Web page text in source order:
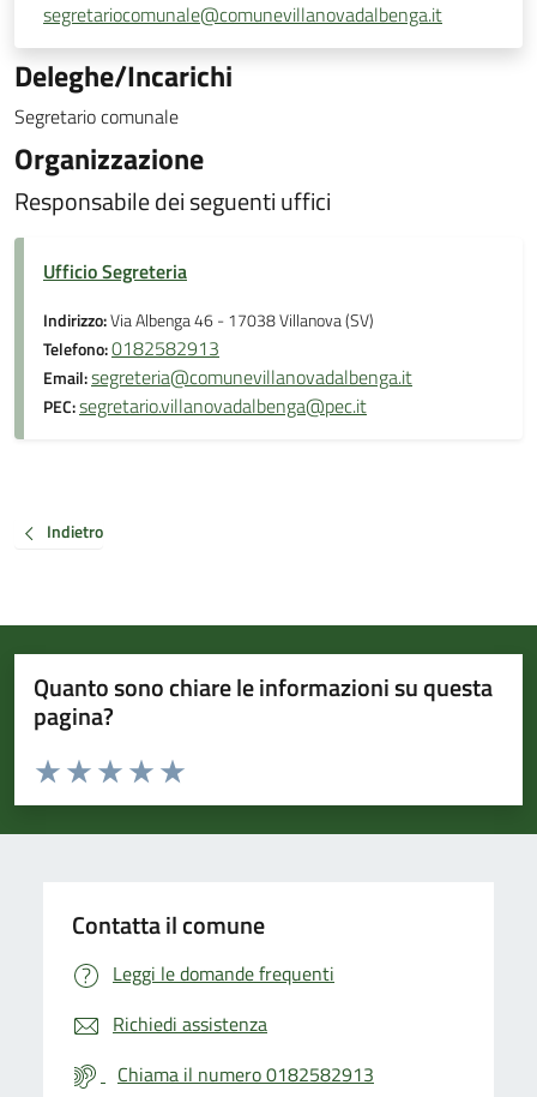
segretariocomunale@comunevillanovadalbenga.it
Deleghe/Incarichi
Segretario comunale
Organizzazione
Responsabile dei seguenti uffici
Ufficio Segreteria
Indirizzo:Via Albenga 46 - 17038 Villanova (SV)
Telefono:0182582913
Email:segreteria@comunevillanovadalbenga.it
PEC:segretario.villanovadalbenga@pec.it
Indietro
Quanto sono chiare le informazioni su questa
pagina?
Valuta da 1 a 5 stelle la pagina
Valuta 5 stelle su 5
Valuta 4 stelle su 5
Valuta 3 stelle su 5
Valuta 2 stelle su 5
Valuta 1 stelle su 5
Contatta il comune
Leggi le domande frequenti
Richiedi assistenza
Chiama il numero 0182582913